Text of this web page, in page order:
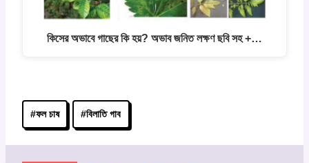
কিসের অভাবে গাছের কি হয়? অভাব জনিত লক্ষণ ছবি সহ +…
Post
Tags:
#ফল চাষ #বিলাতি গাব